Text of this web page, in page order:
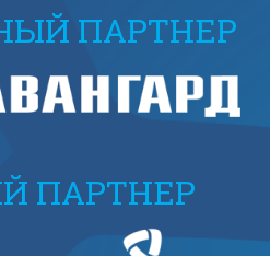
ПАРТНЕР
ПАРТНЕР